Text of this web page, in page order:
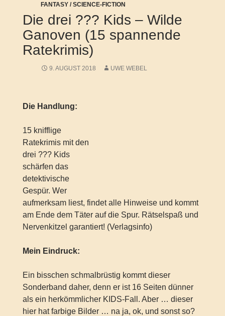
FANTASY / SCIENCE-FICTION
Die drei ??? Kids – Wilde
Ganoven (15 spannende
Ratekrimis)
9. AUGUST 2018 UWE WEBEL
Die Handlung:
15 knifflige
Ratekrimis mit den
drei ??? Kids
schärfen das
detektivische
Gespür. Wer
aufmerksam liest, findet alle Hinweise und kommt
am Ende dem Täter auf die Spur. Rätselspaß und
Nervenkitzel garantiert! (Verlagsinfo)
Mein Eindruck:
Ein bisschen schmalbrüstig kommt dieser
Sonderband daher, denn er ist 16 Seiten dünner
als ein herkömmlicher KIDS-Fall. Aber … dieser
hier hat farbige Bilder … na ja, ok, und sonst so?